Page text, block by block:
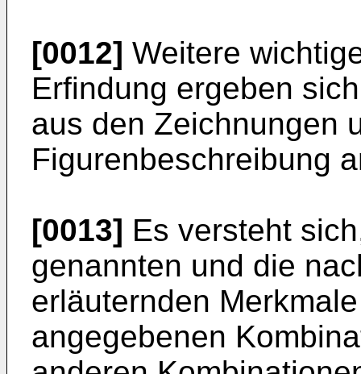
[0012] Weitere
Erfindung ergeben
aus den Zeichnungen
Figurenbeschreibung
[0013] Es versteht
genannten und die
erläuternden
angegebenen